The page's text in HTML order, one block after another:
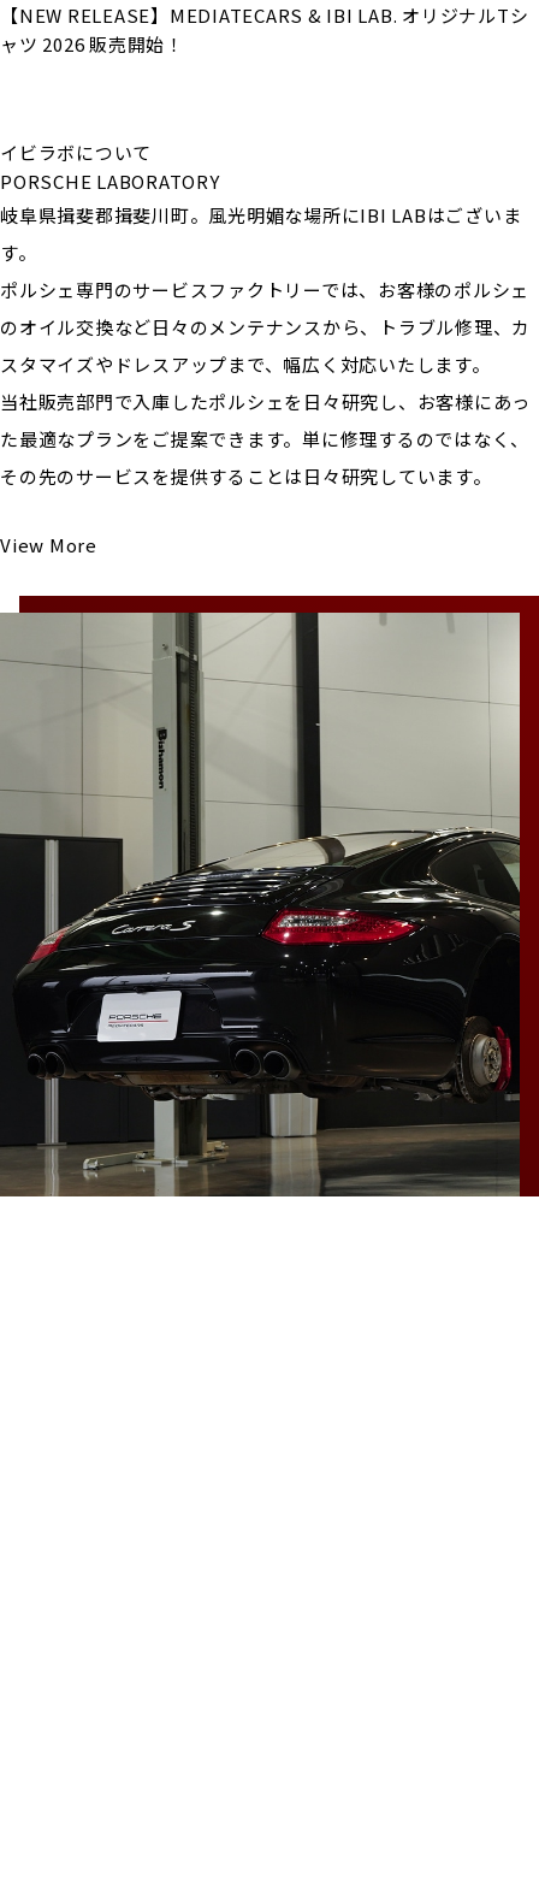
【NEW RELEASE】MEDIATECARS & IBI LAB. オリジナルTシ
ャツ 2026 販売開始！
イビラボについて
PORSCHE LABORATORY
岐阜県揖斐郡揖斐川町。風光明媚な場所にIBI LABはございま
す。
ポルシェ専門のサービスファクトリーでは、お客様のポルシェ
のオイル交換など日々のメンテナンスから、トラブル修理、カ
スタマイズやドレスアップまで、幅広く対応いたします。
当社販売部門で入庫したポルシェを日々研究し、お客様にあっ
た最適なプランをご提案できます。単に修理するのではなく、
その先のサービスを提供することは日々研究しています。
View More